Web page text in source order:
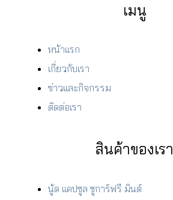
เมนู
หน้าแรก
เกี่ยวกับเรา
ข่าวและกิจกรรม
ติดต่อเรา
สินค้าของเรา
นู้ด แคปซูล ชูการ์ฟรี มินต์